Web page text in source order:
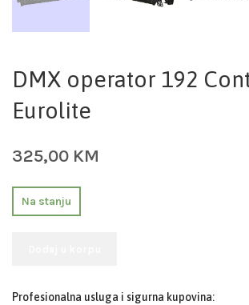
DMX operator 192
Eurolite
325,00 KM
Na stanju
Profesionalna usluga i sigurna kupovina: